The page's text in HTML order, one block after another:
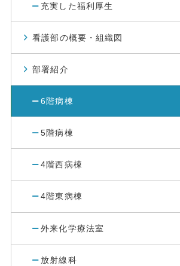
充実した福利厚生
看護部の概要・組織図
部署紹介
6階病棟
5階病棟
4階西病棟
4階東病棟
外来化学療法室
放射線科